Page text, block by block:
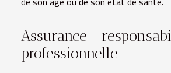
Assurance
professionnelle